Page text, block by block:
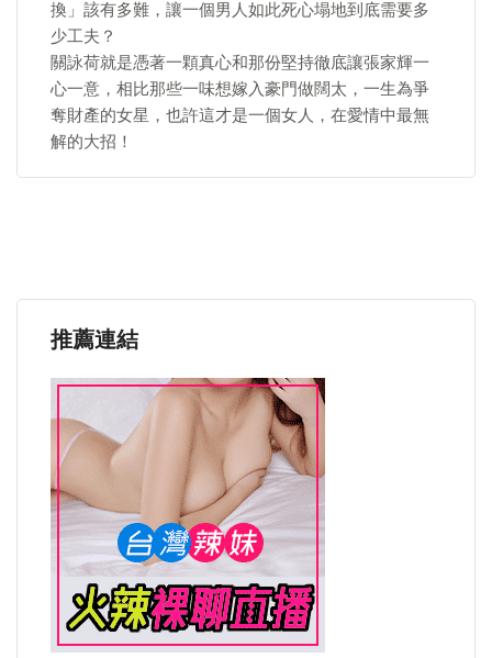
換」該有多難，讓一個男人如此死心塌地到底需要多
少工夫？
關詠荷就是憑著一顆真心和那份堅持徹底讓張家輝一
心一意，相比那些一味想嫁入豪門做闊太，一生為爭
奪財產的女星，也許這才是一個女人，在愛情中最無
解的大招！
推薦連結